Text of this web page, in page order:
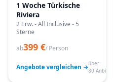
1 Woche Türkische
Riviera
2 Erw. - All Inclusive - 5
Sterne
ab399 €/ Person
Angebote vergleichen →über
80 Anbieter